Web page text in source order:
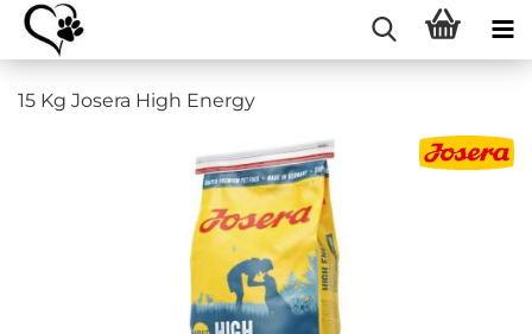
15 Kg Josera High Energy